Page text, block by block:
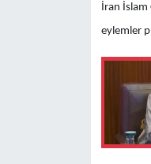
İran
eylemler